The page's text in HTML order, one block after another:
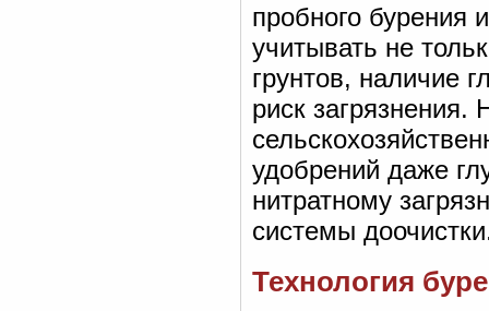
пробного бурения
учитывать не
грунтов, наличие
риск
удобрений даже
нитратному
системы
Технология